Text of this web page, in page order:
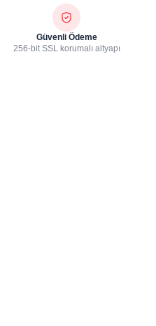
Güvenli Ödeme
256-bit SSL korumalı altyapı